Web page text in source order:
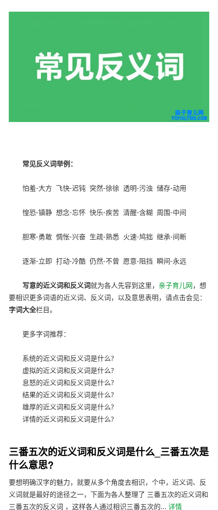
常见反义词举例：
怕羞-大方 飞快-迟钝 突然-徐徐 透明-污浊 储存-动用
惶恐-镇静 想念-忘怀 快乐-疾苦 清醒-含糊 周围-中间
胆寒-勇敢 惆怅-兴奋 生疏-熟悉 火速-鸠拙 继承-间断
逐渐-立即 打动-冷酷 仍然-不曾 愿意-阻挡 瞬间-永远
写意的近义词和反义词就为各人先容到这里， 亲子育儿网，想
要相识更多词语的近义词、反义词，以及意思表明，请点击会见：
字词大全栏目。
更多字词推荐：
系统的近义词和反义词是什么?
虚拟的近义词和反义词是什么?
息怒的近义词和反义词是什么?
结果的近义词和反义词是什么?
雄厚的近义词和反义词是什么?
详情的近义词和反义词是什么?
三番五次的近义词和反义词是什么_三番五次是
什么意思?
要想明确汉字的魅力，就要从多个角度去相识，个中，近义词、反
义词就是最好的途径之一，下面为各人整理了 三番五次的近义词和
三番五次的反义词 ，这样各人通过相识三番五次的... 详情